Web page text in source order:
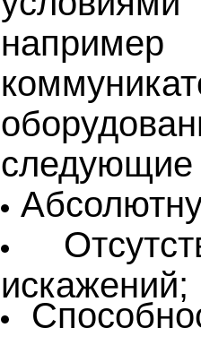
следующие
искажений;